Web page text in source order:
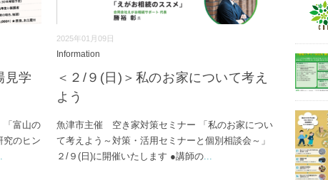
見学
「富山の
究のヒン
2025年01月09日
Information
＜２/９(日)＞私のお家について考え
よう
魚津市主催 空き家対策セミナー 「私のお家につい
て考えよう～対策・活用セミナーと個別相談会～」
２/９(日)に開催いたします ●講師の...